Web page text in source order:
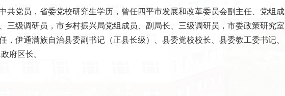
党员，省委党校研究生学历，曾任四平市发展和改革委员会副主任、党组成
三级调研员，市乡村振兴局党组成员、副局长、三级调研员，市委政策研究室
，伊通满族自治县委副书记（正县长级）、县委党校校长、县委教工委书记、
府区长。